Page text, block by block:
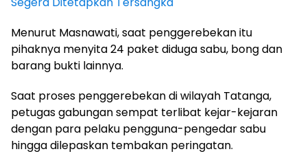
Menurut Masnawati, saat penggerebekan itu
pihaknya menyita 24 paket diduga sabu, bong dan
barang bukti lainnya.
Saat proses penggerebekan di wilayah Tatanga,
petugas gabungan sempat terlibat kejar-kejaran
dengan para pelaku pengguna-pengedar sabu
hingga dilepaskan tembakan peringatan.